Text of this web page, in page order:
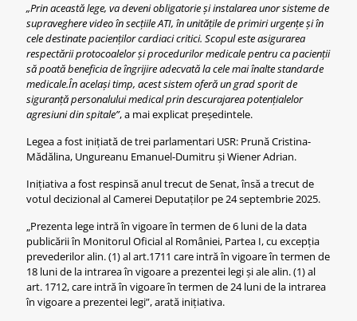
„Prin această lege, va deveni obligatorie și instalarea unor sisteme de
supraveghere video în secțiile ATI, în unitățile de primiri urgențe și în
cele destinate pacienților cardiaci critici. Scopul este asigurarea
respectării protocoalelor și procedurilor medicale pentru ca pacienții
să poată beneficia de îngrijire adecvată la cele mai înalte standarde
medicale.În același timp, acest sistem oferă un grad sporit de
siguranță personalului medical prin descurajarea potențialelor
agresiuni din spitale”, a mai explicat președintele.
Legea a fost inițiată de trei parlamentari USR: Prună Cristina-
Mădălina, Ungureanu Emanuel-Dumitru și Wiener Adrian.
Inițiativa a fost respinsă anul trecut de Senat, însă a trecut de
votul decizional al Camerei Deputaților pe 24 septembrie 2025.
„Prezenta lege intră în vigoare în termen de 6 luni de la data
publicării în Monitorul Oficial al României, Partea I, cu excepția
prevederilor alin. (1) al art.1711 care intră în vigoare în termen de
18 luni de la intrarea în vigoare a prezentei legi și ale alin. (1) al
art. 1712, care intră în vigoare în termen de 24 luni de la intrarea
în vigoare a prezentei legi”, arată inițiativa.